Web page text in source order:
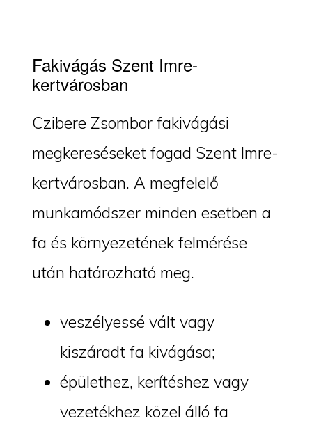
Fakivágás Szent Imre-
kertvárosban
Czibere Zsombor fakivágási
megkereséseket fogad Szent Imre-
kertvárosban. A megfelelő
munkamódszer minden esetben a
fa és környezetének felmérése
után határozható meg.
veszélyessé vált vagy
kiszáradt fa kivágása;
épülethez, kerítéshez vagy
vezetékhez közel álló fa